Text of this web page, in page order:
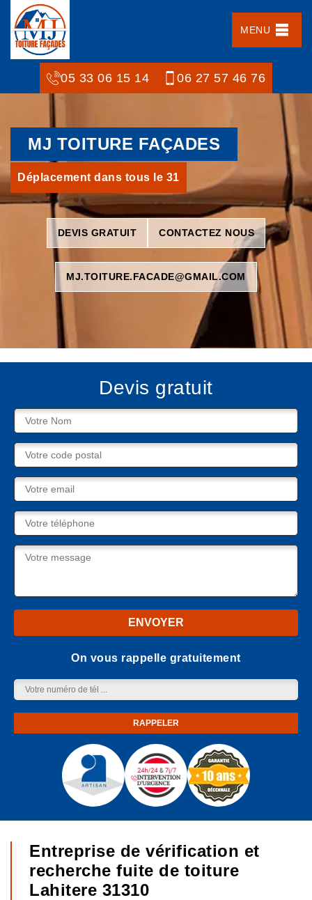
MENU
05 33 06 15 14 06 27 57 46 76
MJ TOITURE FAÇADES
Déplacement dans tous le 31
DEVIS GRATUIT CONTACTEZ NOUS
MJ.TOITURE.FACADE@GMAIL.COM
Devis gratuit
On vous rappelle gratuitement
Entreprise de vérification et
recherche fuite de toiture
Lahitere 31310